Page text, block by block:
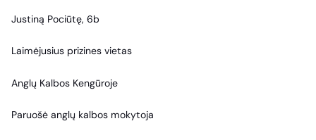
Justiną Pociūtę, 6b
Laimėjusius prizines vietas
Anglų Kalbos Kengūroje
Paruošė anglų kalbos mokytoja